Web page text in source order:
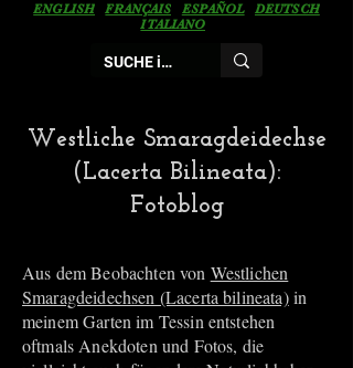
ENGLISH FRANÇAIS ESPAÑOL
DEUTSCH
ITALIANO
Westliche Smaragdeidechse
(Lacerta Bilineata):
Fotoblog
Aus dem Beobachten von Westlichen
Smaragdeidechsen (Lacerta bilineata)in
meinem Garten im Tessin entstehen
oftmals Anekdoten und Fotos, die